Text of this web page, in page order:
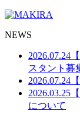
NEWS
2026.07.24
スタント募
2026.07.24
2026.03.25
について